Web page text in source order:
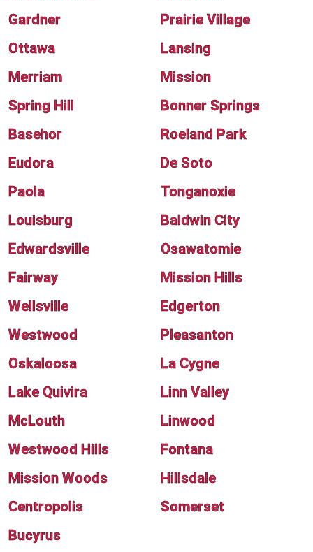
Gardner
Prairie Village
Ottawa
Lansing
Merriam
Mission
Spring Hill
Bonner Springs
Basehor
Roeland Park
Eudora
De Soto
Paola
Tonganoxie
Louisburg
Baldwin City
Edwardsville
Osawatomie
Fairway
Mission Hills
Wellsville
Edgerton
Westwood
Pleasanton
Oskaloosa
La Cygne
Lake Quivira
Linn Valley
McLouth
Linwood
Westwood Hills
Fontana
Mission Woods
Hillsdale
Centropolis
Somerset
Bucyrus